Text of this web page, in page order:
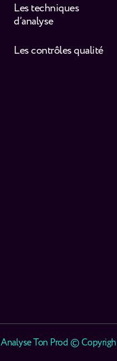
Les techniques
d’analyse
Les contrôles qualité
Analyse Ton Prod ©